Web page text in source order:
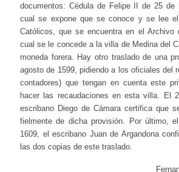
documentos: Cédula de Felipe II de 25 de
cual se expone que se conoce y se lee
Católicos, que se encuentra en el Archivo
cual se le concede a la villa de Medina del
moneda forera. Hay otro traslado de una
agosto de 1599, pidiendo a los oficiales del
contadores) que tengan en cuenta este
hacer las recaudaciones en esta villa. El
escribano Diego de Cámara certifica que
fielmente de dicha provisión. Por último,
1609, el escribano Juan de Argandona
las dos copias de este traslado.